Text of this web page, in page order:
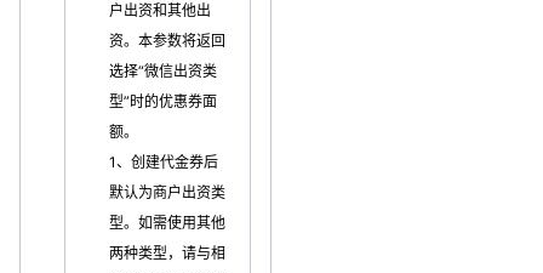
户出资和其他出
资。本参数将返回
选择“微信出资类
型”时的优惠券面
额。
1、创建代金券后
默认为商户出资类
型。如需使用其他
两种类型，请与相